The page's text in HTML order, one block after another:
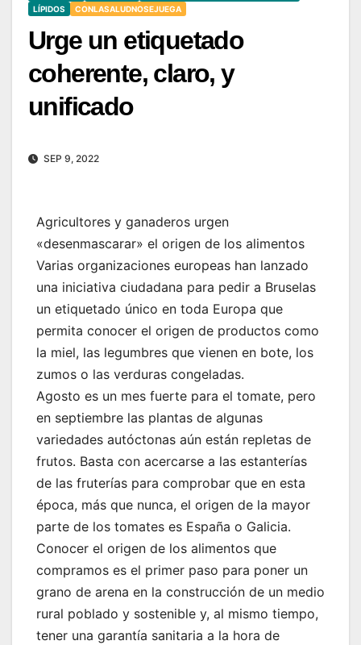
LÍPIDOS
CONLASALUDNOSEJUEGA
Urge un etiquetado
coherente, claro, y
unificado
SEP 9, 2022
Agricultores y ganaderos urgen
«desenmascarar» el origen de los alimentos
Varias organizaciones europeas han lanzado
una iniciativa ciudadana para pedir a Bruselas
un etiquetado único en toda Europa que
permita conocer el origen de productos como
la miel, las legumbres que vienen en bote, los
zumos o las verduras congeladas.
Agosto es un mes fuerte para el tomate, pero
en septiembre las plantas de algunas
variedades autóctonas aún están repletas de
frutos. Basta con acercarse a las estanterías
de las fruterías para comprobar que en esta
época, más que nunca, el origen de la mayor
parte de los tomates es España o Galicia.
Conocer el origen de los alimentos que
compramos es el primer paso para poner un
grano de arena en la construcción de un medio
rural poblado y sostenible y, al mismo tiempo,
tener una garantía sanitaria a la hora de